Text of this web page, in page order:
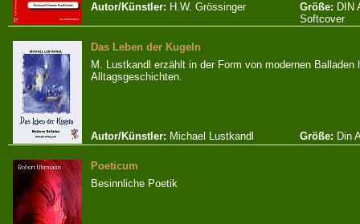
Autor/Künstler: H.W. Grössinger Größe: DIN
Softcover
Das Leben der Kugeln
M. Lustkandl erzählt in der Form von modernen Balladen
Alltagsgeschichten.
Autor/Künstler: Michael Lustkandl Größe: Din
Poeticum
Besinnliche Poetik